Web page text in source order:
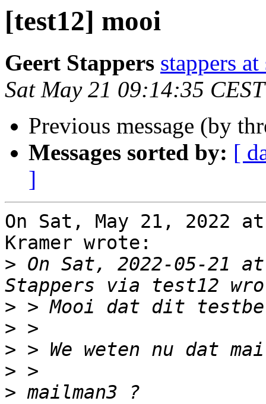
[test12] mooi
Geert Stappers stappers
Sat May 21 09:14:35
Previous message (by
Messages sorted by: [
]
On Sat, May 21, 2022
Kramer wrote:
> On Sat, 2022-05-21
>
>
>
>
>